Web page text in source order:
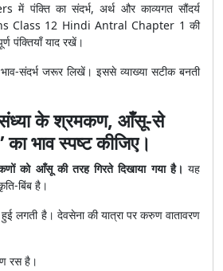
में पंक्ति का संदर्भ, अर्थ और काव्यगत सौंदर्य
Class 12 Hindi Antral Chapter 1 की
पंक्तियाँ याद रखें।
संदर्भ जरूर लिखें। इससे व्याख्या सटीक बनती
के श्रमकण, आँसू-से
का भाव स्पष्ट कीजिए।
को आँसू की तरह गिरते दिखाया गया है। यह
बिंब है।
हुई लगती है। देवसेना की यात्रा पर करुण वातावरण
रस है।